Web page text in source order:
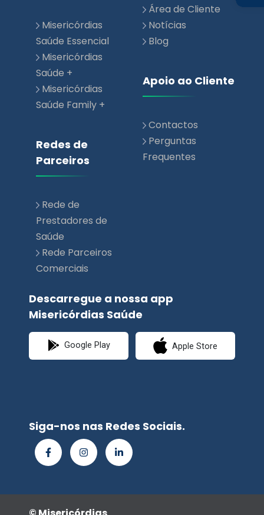
Misericórdias
Saúde Essencial
Misericórdias
Saúde +
Misericórdias
Saúde Family +
Redes de
Parceiros
Rede de
Prestadores de
Saúde
Rede Parceiros
Comerciais
Área de Cliente
Notícias
Blog
Apoio ao Cliente
Contactos
Perguntas
Frequentes
Descarregue a nossa app
Misericórdias Saúde
Google Play Apple Store
Siga-nos nas Redes Sociais.